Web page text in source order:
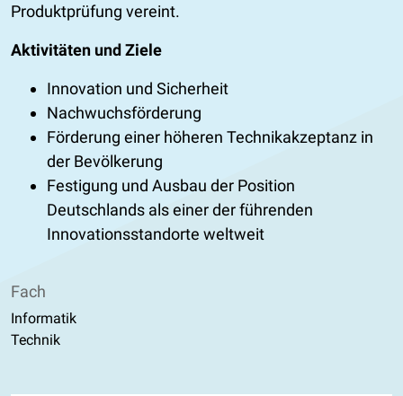
Produktprüfung vereint.
Aktivitäten und Ziele
Innovation und Sicherheit
Nachwuchsförderung
Förderung einer höheren Technikakzeptanz in
der Bevölkerung
Festigung und Ausbau der Position
Deutschlands als einer der führenden
Innovationsstandorte weltweit
Fach
Informatik
Technik